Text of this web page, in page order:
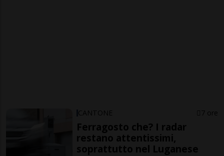
CANTONE 7 ore
Ferragosto che? I radar
restano attentissimi,
soprattutto nel Luganese